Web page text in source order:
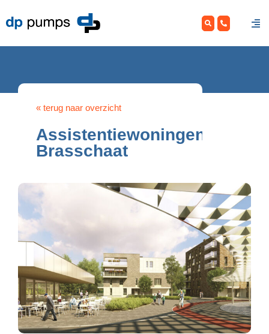
to
content
« terug naar overzicht
Assistentiewoningen
Brasschaat